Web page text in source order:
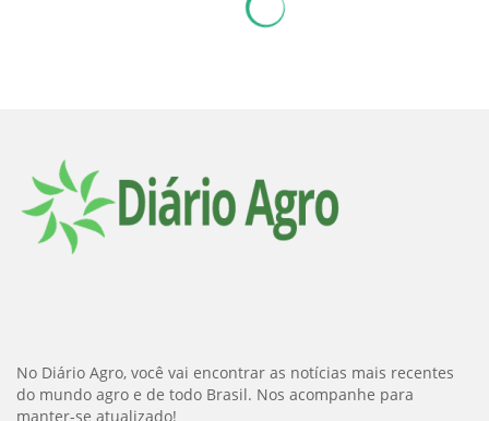
No Diário Agro, você vai encontrar as notícias mais recentes
do mundo agro e de todo Brasil. Nos acompanhe para
manter-se atualizado!